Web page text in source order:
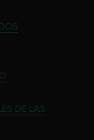
DE LAS